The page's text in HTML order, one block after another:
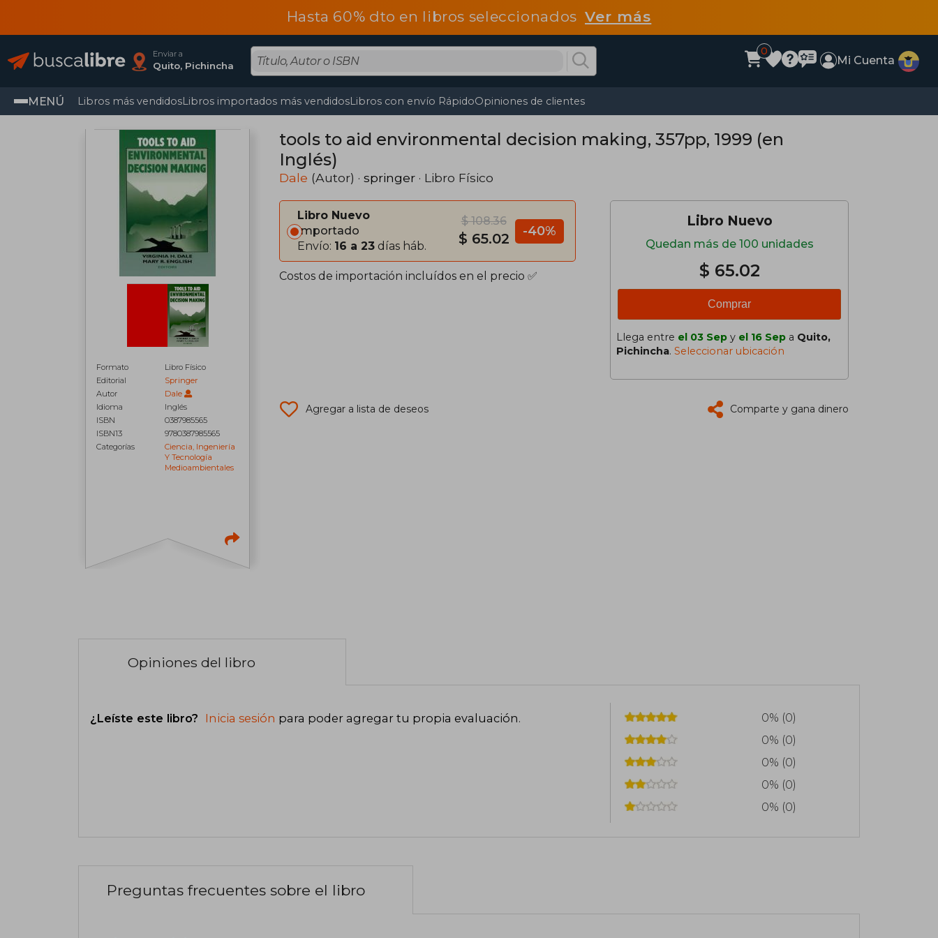
Hasta 60% dto en libros seleccionadosVer más
Enviar a
Quito, Pichincha
0
Mi Cuenta
MENÚ Libros más vendidosLibros importados más vendidosLibros con envío RápidoOpiniones de clientes
Formato
Libro Físico
Editorial
Springer
Autor
Dale
Idioma
Inglés
ISBN
0387985565
ISBN13
9780387985565
Categorías
Ciencia, Ingeniería
Y Tecnología
Medioambientales
tools to aid environmental decision making, 357pp, 1999 (en
Inglés)
Dale (Autor) · springer · Libro Físico
Libro Nuevo
Importado
Envío: 16 a 23 días háb.
$ 108.36
$ 65.02 -40%
Costos de importación incluídos en el precio ✅
Libro Nuevo
Quedan más de 100 unidades
$ 65.02
Comprar
Llega entre el 03 Sep y el 16 Sep a Quito,
Pichincha. Seleccionar ubicación
Agregar a lista de deseos Comparte y gana dinero
Opiniones del libro
¿Leíste este libro? Inicia sesión para poder agregar tu propia evaluación.
0% (0)
0% (0)
0% (0)
0% (0)
0% (0)
Preguntas frecuentes sobre el libro